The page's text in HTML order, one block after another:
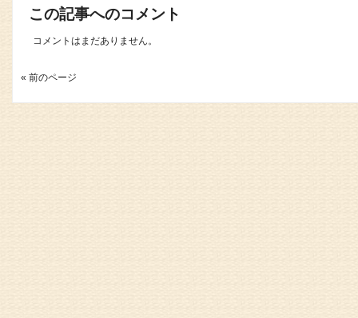
この記事へのコメント
コメントはまだありません。
« 前のページ